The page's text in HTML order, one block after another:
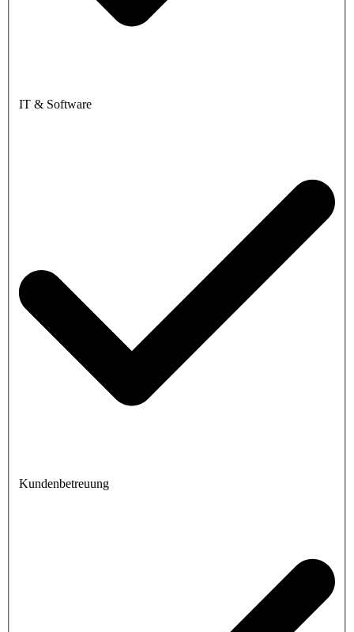
IT & Software
Kundenbetreuung